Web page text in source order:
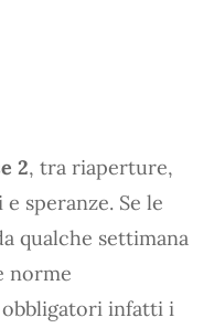
2, tra riaperture,
speranze. Se le
qualche settimana
norme
infatti i